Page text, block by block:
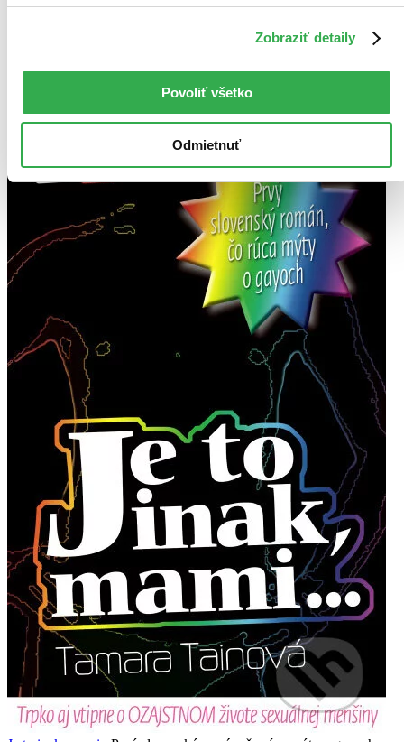
Zobraziť detaily
Povoliť všetko
Odmietnuť
iba posledné kusy a ďalšie už nemá ani distribútor, preto je